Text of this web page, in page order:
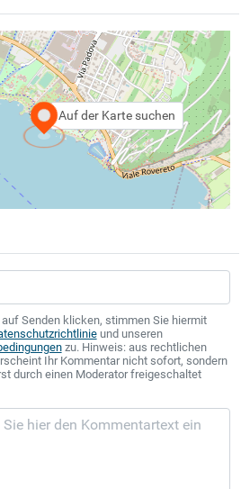
Auf der Karte suchen
auf Senden klicken, stimmen Sie hiermit
und unseren
zu. Hinweis: aus rechtlichen
Ihr Kommentar nicht sofort, sondern
durch einen Moderator freigeschaltet